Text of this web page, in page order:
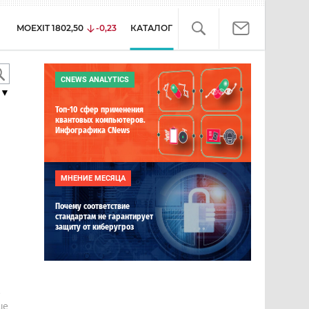
MOEXIT 1802,50 -0,23 КАТАЛОГ
CNEWS ANALYTICS
Топ-10 сфер применения
квантовых компьютеров.
Инфографика CNews
МНЕНИЕ МЕСЯЦА
Почему соответствие
стандартам не гарантирует
защиту от киберугроз